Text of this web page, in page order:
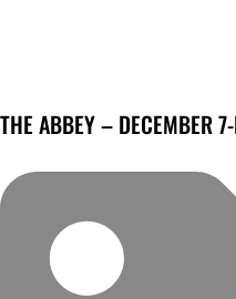
THE ABBEY – DECEMBER